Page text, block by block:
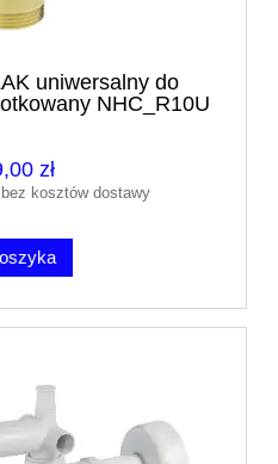
uniwersalny do
NHC_R10U
zł
kosztów dostawy